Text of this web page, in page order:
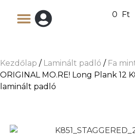
0 Ft
Kezdőlap / Laminált padló / Fa
ORIGINAL MO.RE! Long Plank 12
laminált padló